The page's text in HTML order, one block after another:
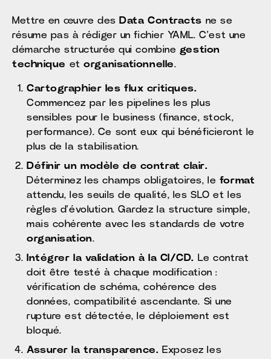
Mettre en œuvre des Data Contracts ne se
résume pas à rédiger un fichier YAML. C’est une
démarche structurée qui combine gestion
technique etorganisationnelle.
Cartographier les flux critiques.
Commencez par les pipelines les plus
sensibles pour le business (finance, stock,
performance). Ce sont eux qui bénéficieront le
plus de la stabilisation.
Définir un modèle de contrat clair.
Déterminez les champs obligatoires, le format
attendu, les seuils de qualité, les SLO et les
règles d’évolution. Gardez la structure simple,
mais cohérente avec les standards de votre
organisation.
Intégrer la validation à la CI/CD. Le contrat
doit être testé à chaque modification :
vérification de schéma, cohérence des
données, compatibilité ascendante. Si une
rupture est détectée, le déploiement est
bloqué.
Assurer la transparence. Exposez les